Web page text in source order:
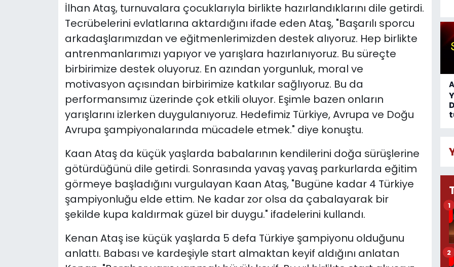
İlhan Ataş, turnuvalara çocuklarıyla birlikte hazırlandıklarını dile getirdi.
Tecrübelerini evlatlarına aktardığını ifade eden Ataş, "Başarılı sporcu
arkadaşlarımızdan ve eğitmenlerimizden destek alıyoruz. Hep birlikte
antrenmanlarımızı yapıyor ve yarışlara hazırlanıyoruz. Bu süreçte
birbirimize destek oluyoruz. En azından yorgunluk, moral ve
motivasyon açısından birbirimize katkılar sağlıyoruz. Bu da
performansımız üzerinde çok etkili oluyor. Eşimle bazen onların
yarışlarını izlerken duygulanıyoruz. Hedefimiz Türkiye, Avrupa ve Doğu
Avrupa şampiyonalarında mücadele etmek." diye konuştu.
Kaan Ataş da küçük yaşlarda babalarının kendilerini doğa sürüşlerine
götürdüğünü dile getirdi. Sonrasında yavaş yavaş parkurlarda eğitim
görmeye başladığını vurgulayan Kaan Ataş, "Bugüne kadar 4 Türkiye
şampiyonluğu elde ettim. Ne kadar zor olsa da çabalayarak bir
şekilde kupa kaldırmak güzel bir duygu." ifadelerini kullandı.
Kenan Ataş ise küçük yaşlarda 5 defa Türkiye şampiyonu olduğunu
anlattı. Babası ve kardeşiyle start almaktan keyif aldığını anlatan
1
2